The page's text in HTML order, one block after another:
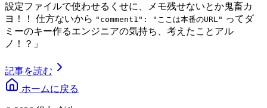
設定ファイルで使わせるくせに、メモ残せないとか鬼畜カ
ヨ！！ 仕方ないから "comment1": "ここは本番のURL" ってダ
ミーのキー作るエンジニアの気持ち、考えたことアル
ノ！？」
記事を読む
ホームに戻る